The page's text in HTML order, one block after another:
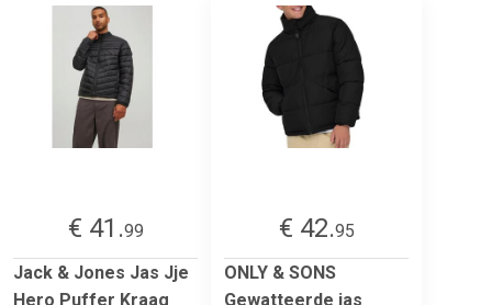
€ 41.99
Jack & Jones Jas Jje
Hero Puffer Kraag
€ 42.95
ONLY & SONS
Gewatteerde jas